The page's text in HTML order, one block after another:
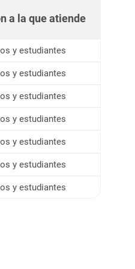
o bien llamando al 2550-
en la clínica para
que se le envía al correo
de 5 minutos perderá la cita
a la que atiende
y estudiantes
y estudiantes
y estudiantes
y estudiantes
y estudiantes
y estudiantes
y estudiantes